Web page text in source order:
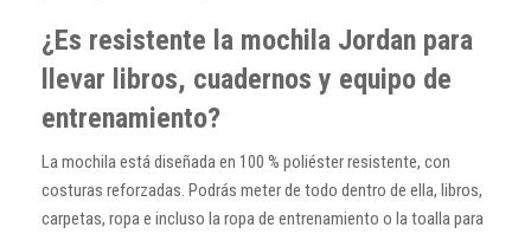
¿Es resistente la mochila Jordan para
llevar libros, cuadernos y equipo de
entrenamiento?
La mochila está diseñada en 100 % poliéster resistente, con
costuras reforzadas. Podrás meter de todo dentro de ella, libros,
carpetas, ropa e incluso la ropa de entrenamiento o la toalla para